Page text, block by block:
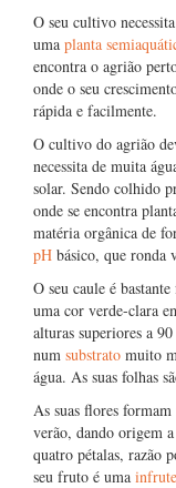
O seu cultivo
uma planta
encontra o agrião
onde o seu
rápida e facilmente.
O cultivo do agrião
necessita de muita
solar. Sendo colhido
onde se encontra
matéria orgânica de
pH básico, que ronda
O seu caule é
uma cor verde-clara
alturas superiores a
num substrato muito
água. As suas folhas
As suas flores formam
verão, dando origem
quatro pétalas, razão
seu fruto é uma